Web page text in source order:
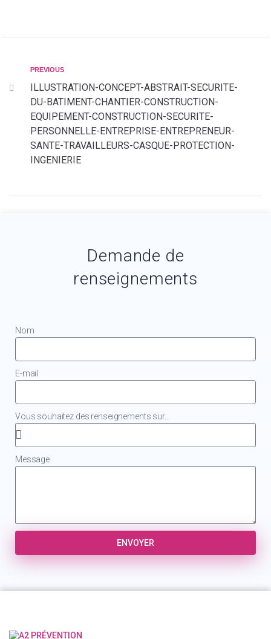
PREVIOUS
ILLUSTRATION-CONCEPT-ABSTRAIT-SECURITE-
DU-BATIMENT-CHANTIER-CONSTRUCTION-
EQUIPEMENT-CONSTRUCTION-SECURITE-
PERSONNELLE-ENTREPRISE-ENTREPRENEUR-
SANTE-TRAVAILLEURS-CASQUE-PROTECTION-
INGENIERIE
Demande de
renseignements
Nom
E-mail
Vous souhaitez des renseignements sur...
Message
ENVOYER